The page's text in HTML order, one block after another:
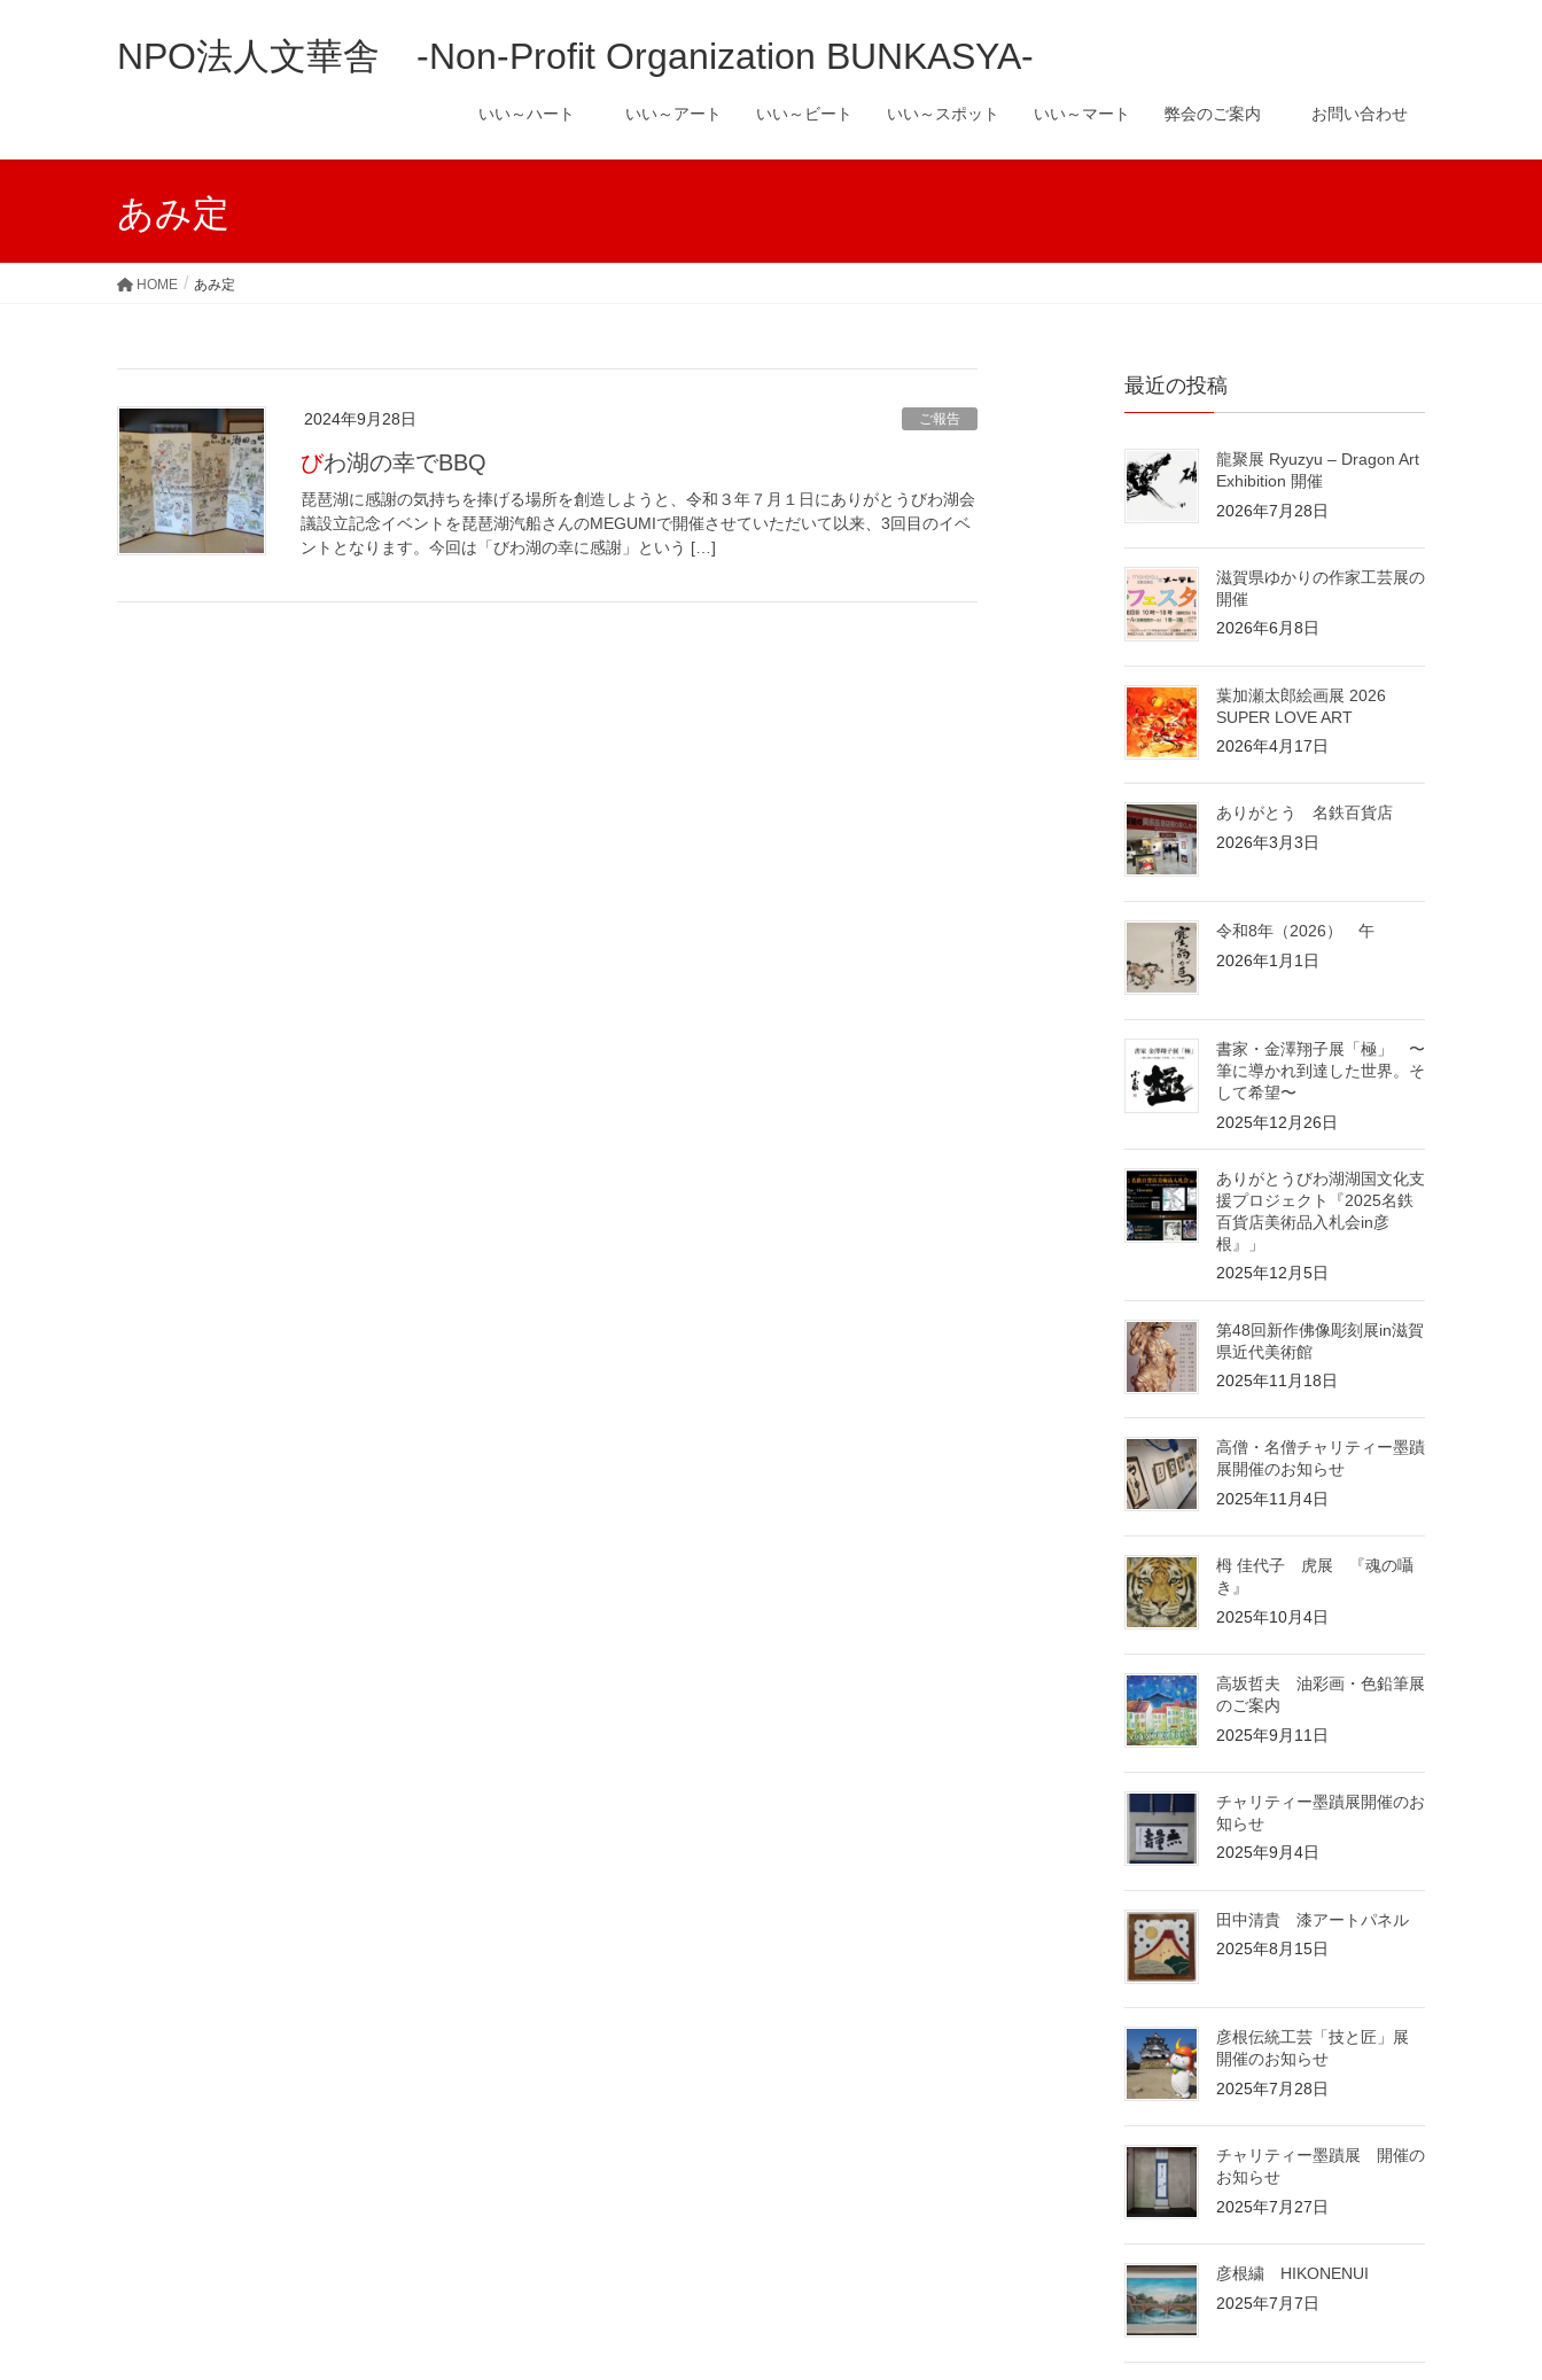
NPO法人文華舎 -Non-Profit Organization BUNKASYA-
いい～ハート いい～アート いい～ビート いい～スポット いい～マート 弊会のご案内 お問い合わせ
あみ定
HOME あみ定
2024年9月28日 ご報告
びわ湖の幸でBBQ
琵琶湖に感謝の気持ちを捧げる場所を創造しようと、令和３年７月１日にありがとうびわ湖会
議設立記念イベントを琵琶湖汽船さんのMEGUMIで開催させていただいて以来、3回目のイベ
ントとなります。今回は「びわ湖の幸に感謝」という […]
最近の投稿
龍聚展 Ryuzyu – Dragon Art
Exhibition 開催
2026年7月28日
滋賀県ゆかりの作家工芸展の
開催
2026年6月8日
葉加瀬太郎絵画展 2026
SUPER LOVE ART
2026年4月17日
ありがとう 名鉄百貨店
2026年3月3日
令和8年（2026） 午
2026年1月1日
書家・金澤翔子展「極」 〜
筆に導かれ到達した世界。そ
して希望〜
2025年12月26日
ありがとうびわ湖湖国文化支
援プロジェクト『2025名鉄
百貨店美術品入札会in彦
根』」
2025年12月5日
第48回新作佛像彫刻展in滋賀
県近代美術館
2025年11月18日
高僧・名僧チャリティー墨蹟
展開催のお知らせ
2025年11月4日
栂 佳代子 虎展 『魂の囁
き』
2025年10月4日
高坂哲夫 油彩画・色鉛筆展
のご案内
2025年9月11日
チャリティー墨蹟展開催のお
知らせ
2025年9月4日
田中清貴 漆アートパネル
2025年8月15日
彦根伝統工芸「技と匠」展
開催のお知らせ
2025年7月28日
チャリティー墨蹟展 開催の
お知らせ
2025年7月27日
彦根繍 HIKONENUI
2025年7月7日